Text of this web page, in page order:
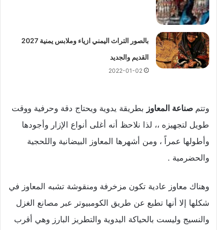
بالصور التراث اليمني ازياء وملابس يمنية 2027
القديم والجديد
2022-01-02
وتتم صناعة المعاوز بطريقة يدوية ويحتاج دقة وحرفية ووقت
طويل لتجهيزه ،، لذا نلاحظ أنه أغلى أنواع الإزار وأجودها
وأطولها عمراً ، ومن أشهرها المعاوز البيضانية واللحجية
والحضرمية .
وهناك معاوز عادية تكون مزخرفة ومنقوشة تشبه المعاوز في
شكلها إلا أنها تطبع عن طريق الكومبيوتر عبر مصانع الغزل
والنسيج وليست بالحياكة اليدوية والتطريز البارز وهي أقرب